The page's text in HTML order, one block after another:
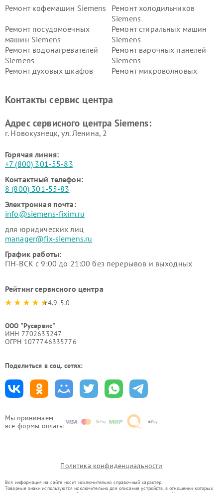
Мы принимаем
все формы оплаты
Ремонт кофемашин Siemens
Ремонт холодильников
Siemens
Ремонт посудомоечных
машин Siemens
Ремонт стиральных машин
Siemens
Ремонт водонагревателей
Siemens
Ремонт варочных панелей
Siemens
Ремонт духовых шкафов
Ремонт микроволновых
Siemens
Siemens
Siemens
Siemens
Контакты сервис центра
Адрес сервисного центра Siemens:
г. Новокузнецк, ул. Ленина, 2
Горячая линия:
+7 (800) 301-55-83
Контактный телефон:
8 (800) 301-55-83
Электронная почта:
info@siemens-fixim.ru
для юридических лиц
manager@fix-siemens.ru
График работы:
ПН-ВСК с 9:00 до 21:00 без перерывов и выходных
Рейтинг сервисного центра
4.9-5.0
ООО "Русервис"
ИНН 7702633247
ОГРН 1077746335776
Поделиться в соц. сетях:
Политика конфиденциальности
Вся информация на сайте носит исключительно справочный характер.
Товарные знаки используются исключительно для описания устройств, в отношении которых